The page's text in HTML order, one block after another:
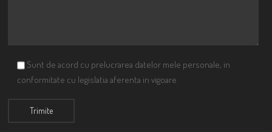
Sunt de acord cu prelucrarea datelor mele personale, in
conformitate cu legislatia aferenta in vigoare